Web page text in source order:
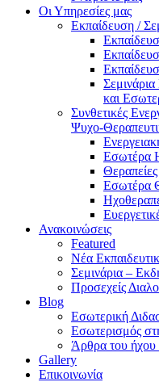
Οι Υπηρεσίες μας
Εκπαίδευση /
και
Συνθετικές
Ψυχο-
Εσωτέρα
Εσωτέρα
Ανακοινώσεις
Featured
Νέα
Σεμινάρια –
Προσεχείς
Blog
Εσωτερική
Εσωτερισμός
Άρθρα του ήχου
Gallery
Επικοινωνία